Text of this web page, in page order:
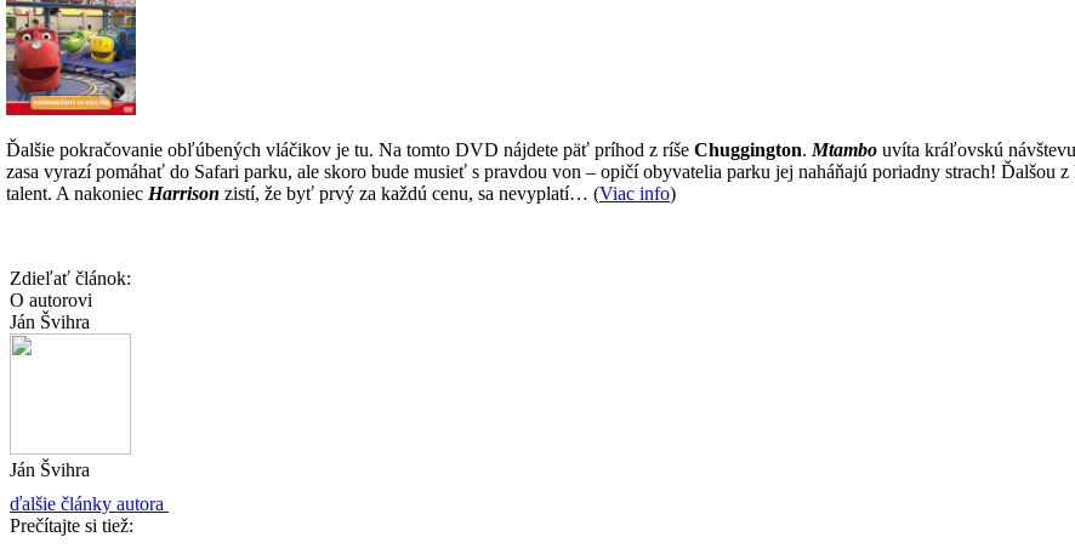
Ďalšie pokračovanie obľúbených vláčikov je tu. Na tomto DVD nájdete päť príhod z ríše Chuggington.Mtambo uvíta kráľovskú
zasa vyrazí pomáhať do Safari parku, ale skoro bude musieť s pravdou von – opičí obyvatelia parku jej naháňajú poriadny strach! Ďalšou
talent. A nakoniec Harrison zistí, že byť prvý za každú cenu, sa nevyplatí… (Viac info)
Zdieľať článok:
O autorovi
Ján Švihra
Ján Švihra
ďalšie články autora
Prečítajte si tiež: